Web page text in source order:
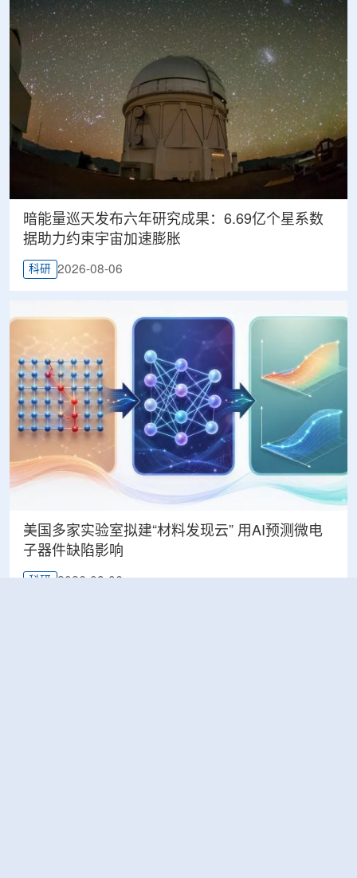
暗能量巡天发布六年研究成果：6.69亿个星系数
据助力约束宇宙加速膨胀
科研 2026-08-06
美国多家实验室拟建“材料发现云” 用AI预测微电
子器件缺陷影响
科研 2026-08-06